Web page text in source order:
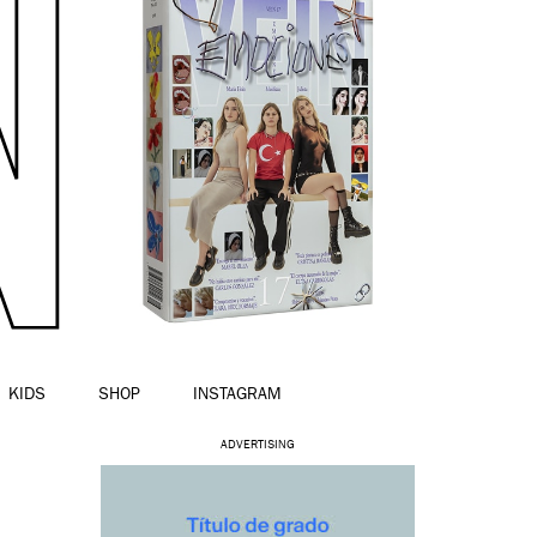
KIDS SHOP INSTAGRAM
ADVERTISING